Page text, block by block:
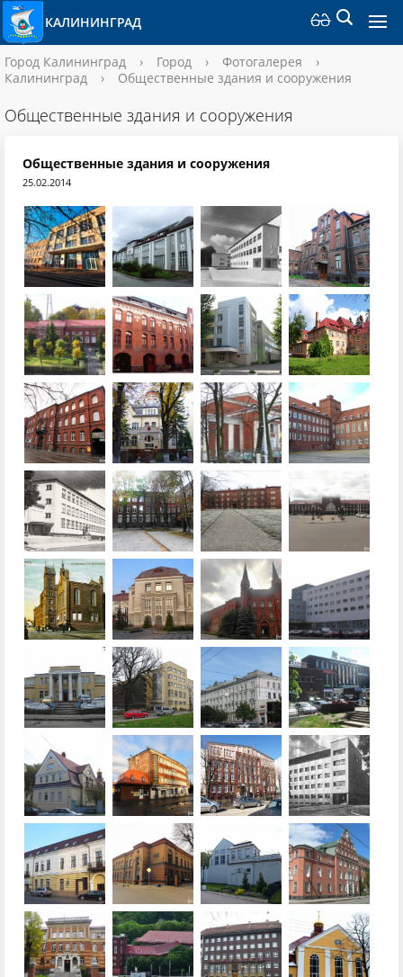
КАЛИНИНГРАД
Город Калининград › Город › Фотогалерея
›
Калининград
› Общественные здания и сооружения
Общественные здания и сооружения
Общественные здания и сооружения
25.02.2014